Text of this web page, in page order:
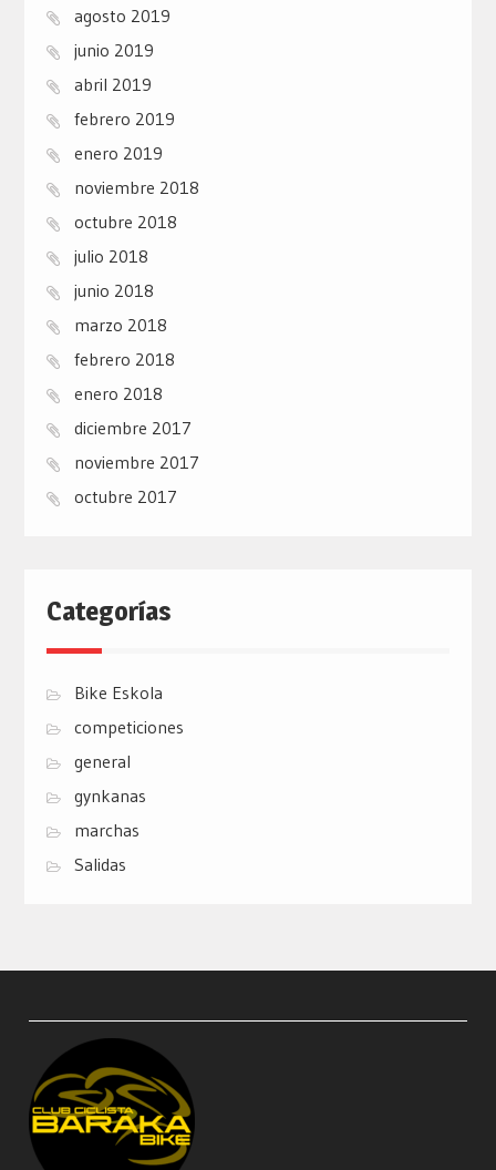
agosto 2019
junio 2019
abril 2019
febrero 2019
enero 2019
noviembre 2018
octubre 2018
julio 2018
junio 2018
marzo 2018
febrero 2018
enero 2018
diciembre 2017
noviembre 2017
octubre 2017
Categorías
Bike Eskola
competiciones
general
gynkanas
marchas
Salidas